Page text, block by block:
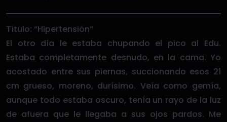
Título: “Hipertensión”
El otro día le estaba chupando el pico al Edu.
Estaba completamente desnudo, en la cama. Yo
acostado entre sus piernas, succionando esos 21
cm grueso, moreno, durísimo. Veía como gemía,
aunque todo estaba oscuro, tenía un rayo de la luz
de afuera que le llegaba a sus ojos pardos. Me